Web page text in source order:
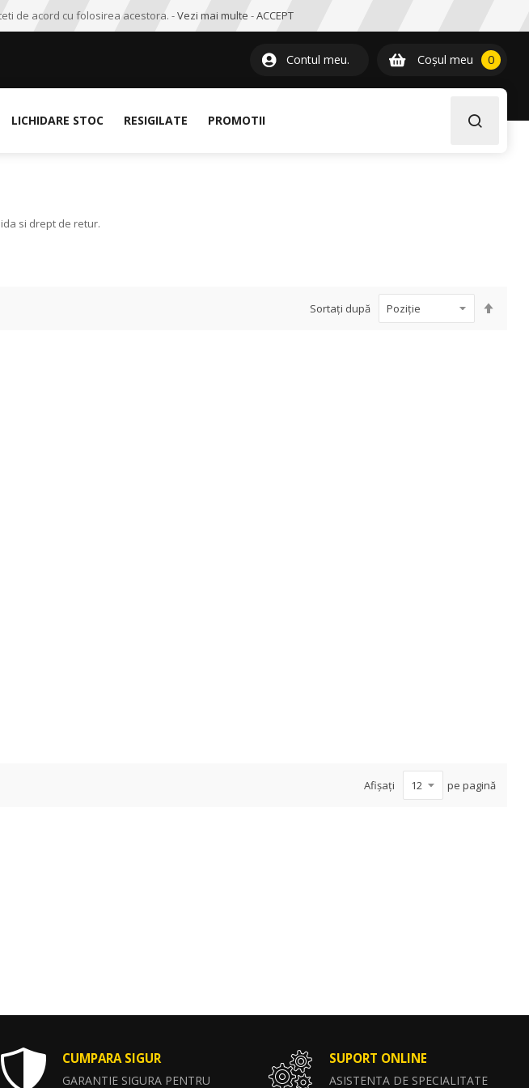
de acord cu folosirea acestora. -Vezi mai multe -ACCEPT
Contul meu. Coșul meu 00item
LICHIDARE STOC RESIGILATE PROMOTII
si drept de retur.
Sortați după
Afișați pe pagină
CUMPARA SIGUR
GARANTIE SIGURA PENTRU
SUPORT ONLINE
ASISTENTA DE SPECIALITATE